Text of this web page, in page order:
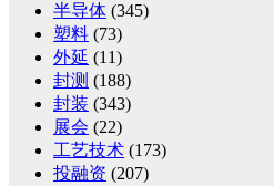
半导体 (345)
塑料 (73)
外延 (11)
封测 (188)
封装 (343)
展会 (22)
工艺技术 (173)
投融资 (207)